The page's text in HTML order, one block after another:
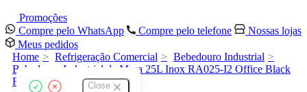
Promoções
Compre pelo WhatsApp
Compre pelo telefone
Nossas lojas
Meus pedidos
Close
Home Refrigeração Comercial
Bebedouro Industrial
Bebedouro Industrial de Mesa 25L Inox RA025-I2 Office Black
Frisbel 220V Preto